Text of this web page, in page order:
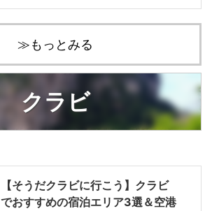
≫もっとみる
クラビ
【そうだクラビに行こう】クラビ
でおすすめの宿泊エリア3選＆空港